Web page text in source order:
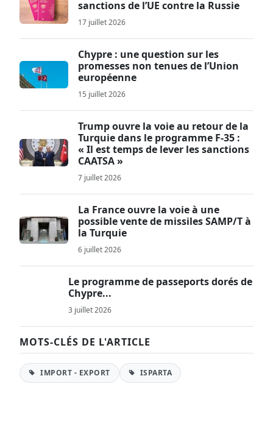
sanctions de l’UE contre la Russie
17 juillet 2026
Chypre : une question sur les
promesses non tenues de l’Union
européenne
15 juillet 2026
Trump ouvre la voie au retour de la
Turquie dans le programme F-35 :
« Il est temps de lever les sanctions
CAATSA »
7 juillet 2026
La France ouvre la voie à une
possible vente de missiles SAMP/T à
la Turquie
6 juillet 2026
Le programme de passeports dorés de
Chypre...
3 juillet 2026
MOTS-CLÉS DE L'ARTICLE
IMPORT - EXPORT ISPARTA